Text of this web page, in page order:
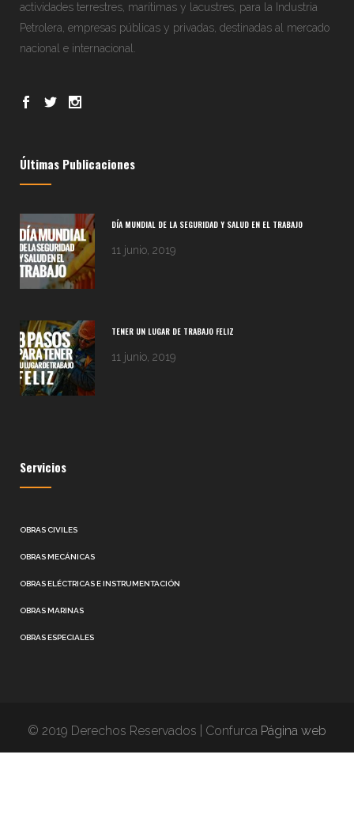
actividades terrestres, marítimas y lacustres, para la Industria
Petrolera, empresas públicas y privadas, destinadas al mercado
nacional e internacional.
Últimas Publicaciones
DÍA MUNDIAL DE LA SEGURIDAD Y SALUD EN EL TRABAJO
11 junio, 2019
TENER UN LUGAR DE TRABAJO FELIZ
11 junio, 2019
Servicios
OBRAS CIVILES
OBRAS MECÁNICAS
OBRAS ELÉCTRICAS E INSTRUMENTACIÓN
OBRAS MARINAS
OBRAS ESPECIALES
© 2019 Derechos Reservados | Confurca Página web